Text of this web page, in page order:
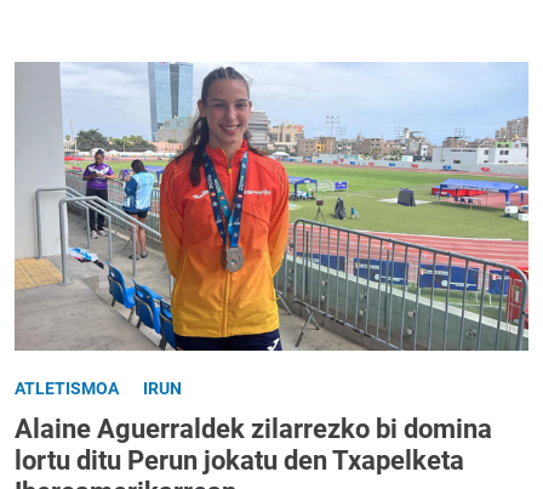
ATLETISMOA IRUN
Alaine Aguerraldek zilarrezko bi domina
lortu ditu Perun jokatu den Txapelketa